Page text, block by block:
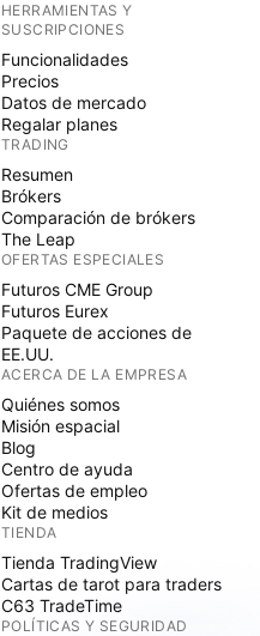
HERRAMIENTAS Y
SUSCRIPCIONES
Funcionalidades
Precios
Datos de mercado
Regalar planes
TRADING
Resumen
Brókers
Comparación de brókers
The Leap
OFERTAS ESPECIALES
Futuros CME Group
Futuros Eurex
Paquete de acciones de
EE.UU.
ACERCA DE LA EMPRESA
Quiénes somos
Misión espacial
Blog
Centro de ayuda
Ofertas de empleo
Kit de medios
TIENDA
Tienda TradingView
Cartas de tarot para traders
C63 TradeTime
POLÍTICAS Y SEGURIDAD